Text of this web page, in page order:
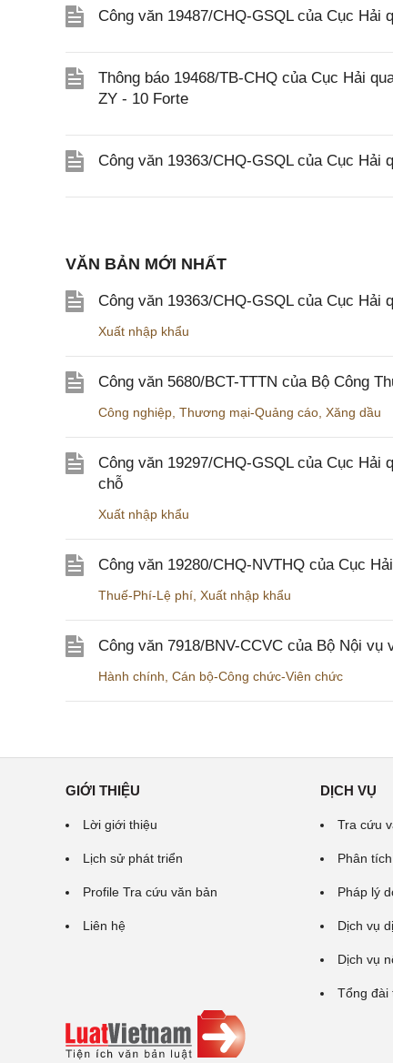
Công văn 19487/CHQ-GSQL của Cục Hải
Thông báo 19468/TB-CHQ của Cục Hải
ZY - 10 Forte
Công văn 19363/CHQ-GSQL của Cục
VĂN BẢN MỚI NHẤT
Công văn 19363/CHQ-GSQL của Cục
Xuất nhập khẩu
Công văn 5680/BCT-TTTN của Bộ Công
Công nghiệp Thương mại-Quảng cáo Xăng dầu
Công văn 19297/CHQ-GSQL của Cục
chỗ
Xuất nhập khẩu
Công văn 19280/CHQ-NVTHQ của Cục
Thuế-Phí-Lệ phí Xuất nhập khẩu
Công văn 7918/BNV-CCVC của Bộ Nội vụ
Hành chính Cán bộ-Công chức-Viên chức
GIỚI THIỆU
Lời giới thiệu
Lịch sử phát triển
Profile Tra cứu văn bản
Liên hệ
DỊCH VỤ
Tra cứu
Phân
Pháp lý
Dịch vụ
Dịch vụ
Tổng đài